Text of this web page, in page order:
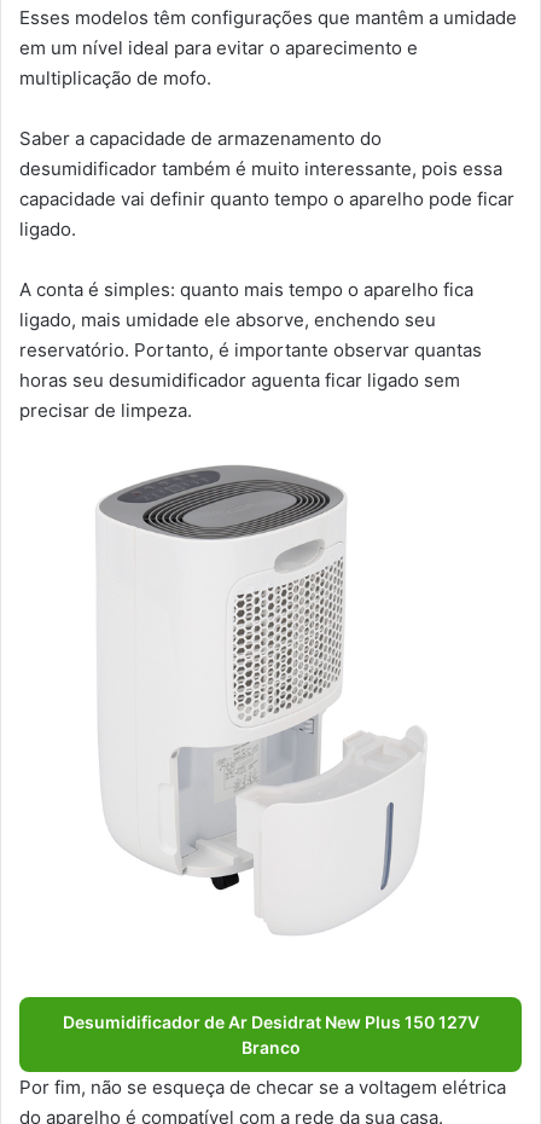
Esses modelos têm configurações que mantêm a umidade
em um nível ideal para evitar o aparecimento e
multiplicação de mofo.
Saber a capacidade de armazenamento do
desumidificador também é muito interessante, pois essa
capacidade vai definir quanto tempo o aparelho pode ficar
ligado.
A conta é simples: quanto mais tempo o aparelho fica
ligado, mais umidade ele absorve, enchendo seu
reservatório. Portanto, é importante observar quantas
horas seu desumidificador aguenta ficar ligado sem
precisar de limpeza.
Desumidificador de Ar Desidrat New Plus 150 127V
Branco
Por fim, não se esqueça de checar se a voltagem elétrica
do aparelho é compatível com a rede da sua casa.